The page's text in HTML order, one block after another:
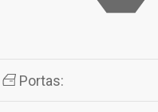
Portas: